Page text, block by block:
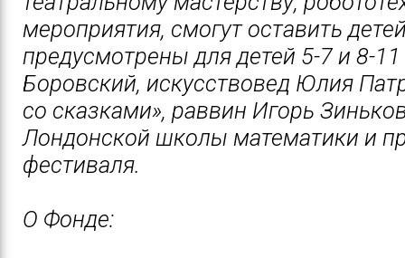
мероприятия, смогут оставить
предусмотрены для детей 5-7 и 8-
Боровский, искусствовед Юлия
со сказками», раввин Игорь
Лондонской школы математики и
фестиваля.
О Фонде: